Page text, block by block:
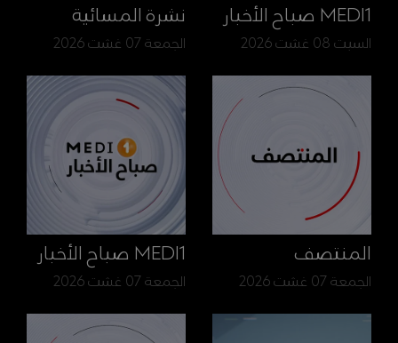
MEDI1 صباح الأخبار
السبت 08 غشت 2026
نشرة المسائية
الجمعة 07 غشت 2026
المنتصف
الجمعة 07 غشت 2026
MEDI1 صباح الأخبار
الجمعة 07 غشت 2026